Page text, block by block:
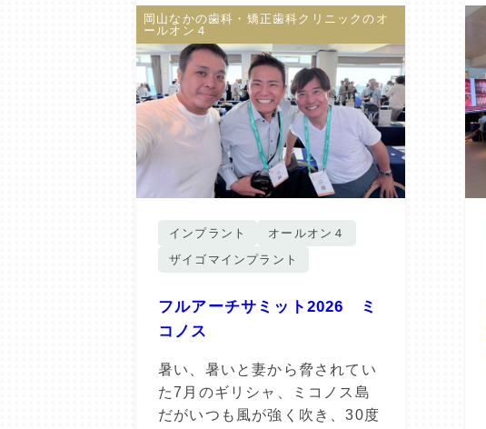
岡山なかの歯科・矯正歯科クリニックのオ
ールオン４
インプラント
オールオン４
ザイゴマインプラント
フルアーチサミット2026 ミ
コノス
暑い、暑いと妻から脅されてい
た7月のギリシャ、ミコノス島
だがいつも風が強く吹き、30度